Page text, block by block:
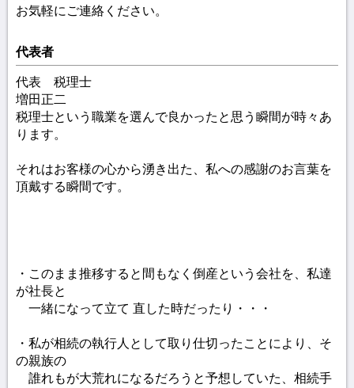
お気軽にご連絡ください。
代表者
代表 税理士
増田正二
税理士という職業を選んで良かったと思う瞬間が時々あ
ります。
それはお客様の心から湧き出た、私への感謝のお言葉を
頂戴する瞬間です。
・このまま推移すると間もなく倒産という会社を、私達
が社長と
一緒になって立て 直した時だったり・・・
・私が相続の執行人として取り仕切ったことにより、そ
の親族の
誰れもが大荒れになるだろうと予想していた、相続手